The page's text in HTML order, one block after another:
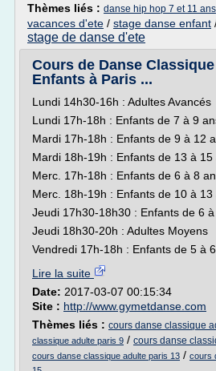
Thèmes liés : danse hip hop 7 et 11 ans
vacances d'ete / stage danse enfant
stage de danse d'ete
Cours de Danse
Enfants à Paris ...
Lundi 14h30-16h : Adultes Avancés
Lundi 17h-18h : Enfants de 7 à 9
Mardi 17h-18h : Enfants de 9 à 12
Mardi 18h-19h : Enfants de 13 à 15
Merc. 17h-18h : Enfants de 6 à 8
Merc. 18h-19h : Enfants de 10 à 13
Jeudi 17h30-18h30 : Enfants de 6
Jeudi 18h30-20h : Adultes Moyens
Vendredi 17h-18h : Enfants de 5 à
Lire la suite
Date: 2017-03-07 00:15:34
Site : http://www.gymetdanse.com
Thèmes liés : cours danse classique
classique adulte paris 9 / cours danse
cours danse classique adulte paris 13 / cours